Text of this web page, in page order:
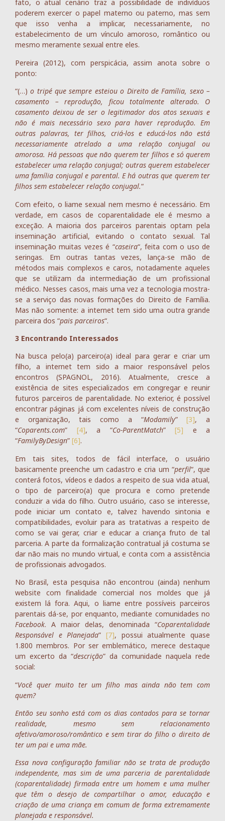
fato, o atual cenário traz a possibilidade de indivíduos
poderem exercer o papel materno ou paterno, mas sem
que isso venha a implicar, necessariamente, no
estabelecimento de um vínculo amoroso, romântico ou
mesmo meramente sexual entre eles.
Pereira (2012), com perspicácia, assim anota sobre o
ponto:
“(…)o tripé que sempre esteiou o Direito de Família, sexo –
casamento – reprodução, ficou totalmente alterado. O
casamento deixou de ser o legitimador dos atos sexuais e
não é mais necessário sexo para haver reprodução. Em
outras palavras, ter filhos, criá-los e educá-los não está
necessariamente atrelado a uma relação conjugal ou
amorosa. Há pessoas que não querem ter filhos e só querem
estabelecer uma relação conjugal; outras querem estabelecer
uma família conjugal e parental. E há outras que querem ter
filhos sem estabelecer relação conjugal.“
Com efeito, o liame sexual nem mesmo é necessário. Em
verdade, em casos de coparentalidade ele é mesmo a
exceção. A maioria dos parceiros parentais optam pela
inseminação artificial, evitando o contato sexual. Tal
inseminação muitas vezes é “caseira“, feita com o uso de
seringas. Em outras tantas vezes, lança-se mão de
métodos mais complexos e caros, notadamente aqueles
que se utilizam da intermediação de um profissional
médico. Nesses casos, mais uma vez a tecnologia mostra-
se a serviço das novas formações do Direito de Família.
Mas não somente: a internet tem sido uma outra grande
parceira dos “pais parceiros“.
3 Encontrando Interessados
Na busca pelo(a) parceiro(a) ideal para gerar e criar um
filho, a internet tem sido a maior responsável pelos
encontros (SPAGNOL, 2016). Atualmente, cresce a
existência de sites especializados em congregar e reunir
futuros parceiros de parentalidade. No exterior, é possível
encontrar páginas já com excelentes níveis de construção
e organização, tais como a “Modamily”[3], a
“Coparents.com” [4], a “Co-ParentMatch” [5] e a
“FamilyByDesign” [6].
Em tais sites, todos de fácil interface, o usuário
basicamente preenche um cadastro e cria um “perfil“, que
conterá fotos, vídeos e dados a respeito de sua vida atual,
o tipo de parceiro(a) que procura e como pretende
conduzir a vida do filho. Outro usuário, caso se interesse,
pode iniciar um contato e, talvez havendo sintonia e
compatibilidades, evoluir para as tratativas a respeito de
como se vai gerar, criar e educar a criança fruto de tal
parceria. A parte da formalização contratual já costuma se
dar não mais no mundo virtual, e conta com a assistência
de profissionais advogados.
No Brasil, esta pesquisa não encontrou (ainda) nenhum
website com finalidade comercial nos moldes que já
existem lá fora. Aqui, o liame entre possíveis parceiros
parentais dá-se, por enquanto, mediante comunidades no
Facebook. A maior delas, denominada “Coparentalidade
Responsável e Planejada”[7], possui atualmente quase
1.800 membros. Por ser emblemático, merece destaque
um excerto da “descrição” da comunidade naquela rede
social:
“Você quer muito ter um filho mas ainda não tem com
quem?
Então seu sonho está com os dias contados para se tornar
realidade, mesmo sem relacionamento
afetivo/amoroso/romântico e sem tirar do filho o direito de
ter um pai e uma mãe.
Essa nova configuração familiar não se trata de produção
independente, mas sim de uma parceria de parentalidade
(coparentalidade) firmada entre um homem e uma mulher
que têm o desejo de compartilhar o amor, educação e
criação de uma criança em comum de forma extremamente
planejada e responsável.